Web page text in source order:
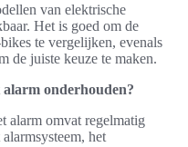
van elektrische
Het is goed om de
te vergelijken, evenals
de juiste keuze te maken.
onderhouden?
alarm omvat regelmatig
het